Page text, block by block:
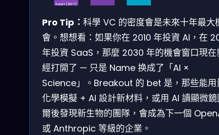
Fund I (2017)
Pro Tip： 科學 VC 的密度會是未來十年最大
會。想想看：如果你在 2010 年投資 AI，在
年投資 SaaS，那麼 2030 年的機會窗口現在
經打開了 — 只是 Name 换成了「AI ×
Science」。Breakout 的 bet 是，那些能用
化學模擬 + AI 設計新材料，或用 AI 讀顯微
爾後發現新生物的團隊，會成為下一個
或 Anthropic 等級的企業。